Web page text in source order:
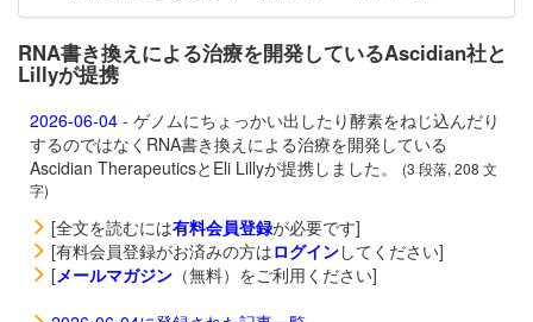
RNA書き換えによる治療を開発しているAscidian社と
Lillyが提携
2026-06-04 - ゲノムにちょっかい出したり酵素をねじ込んだり
するのではなくRNA書き換えによる治療を開発している
Ascidian TherapeuticsとEli Lillyが提携しました。
(3 段落, 208 文
字)
[全文を読むには有料会員登録が必要です]
[有料会員登録がお済みの方はログインしてください]
[メールマガジン （無料）をご利用ください]